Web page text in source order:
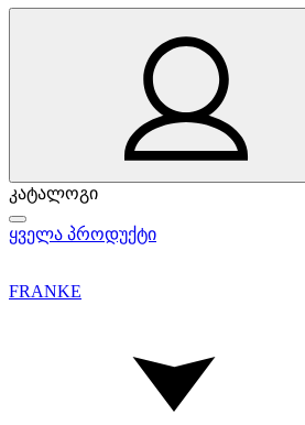
კატალოგი
ყველა პროდუქტი
FRANKE